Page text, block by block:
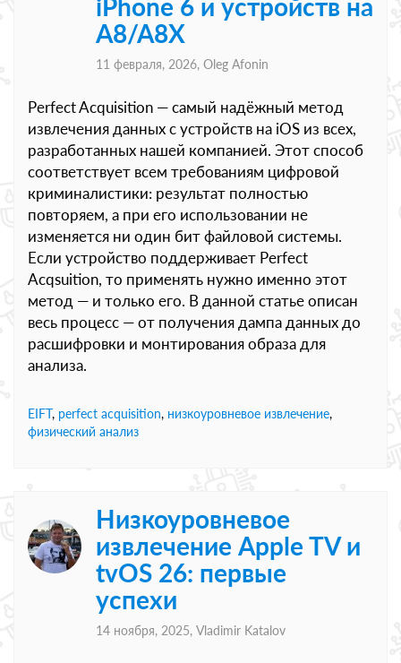
iPhone 6 и устройств на
A8/A8X
11 февраля, 2026, Oleg Afonin
Perfect Acquisition — самый надёжный метод
извлечения данных с устройств на iOS из всех,
разработанных нашей компанией. Этот способ
соответствует всем требованиям цифровой
криминалистики: результат полностью
повторяем, а при его использовании не
изменяется ни один бит файловой системы.
Если устройство поддерживает Perfect
Acqsuition, то применять нужно именно этот
метод — и только его. В данной статье описан
весь процесс — от получения дампа данных до
расшифровки и монтирования образа для
анализа.
EIFT, perfect acquisition, низкоуровневое извлечение,
физический анализ
Низкоуровневое
извлечение Apple TV и
tvOS 26: первые
успехи
14 ноября, 2025, Vladimir Katalov